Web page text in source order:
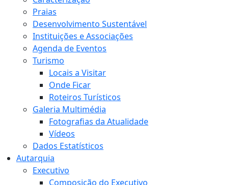
Praias
Desenvolvimento Sustentável
Instituições e Associações
Agenda de Eventos
Turismo
Locais a Visitar
Onde Ficar
Roteiros Turísticos
Galeria Multimédia
Fotografias da Atualidade
Vídeos
Dados Estatísticos
Autarquia
Executivo
Composição do Executivo